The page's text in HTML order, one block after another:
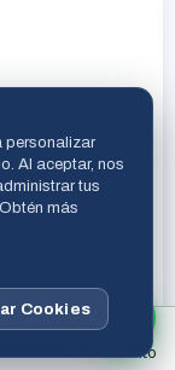
de tarjetas
Carrito
personalizar
Al aceptar, nos
tus
más
Cookies